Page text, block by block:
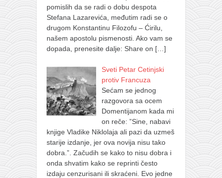
pomislih da se radi o dobu despota
Stefana Lazarevića, međutim radi se o
drugom Konstantinu Filozofu – Ćirilu,
našem apostolu pismenosti. Ako vam se
dopada, prenesite dalje: Share on […]
Sveti Petar Cetinjski
protiv Francuza
Sećam se jednog
razgovora sa ocem
Domentijanom kada mi
on reče: ”Sine, nabavi
knjige Vladike Niklolaja ali pazi da uzmeš
starije izdanje, jer ova novija nisu tako
dobra.”. Začudih se kako to nisu dobra i
onda shvatim kako se reprinti često
izdaju cenzurisani ili skraćeni. Evo jedne